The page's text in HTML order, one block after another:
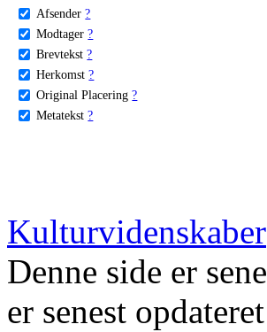
Afsender ?
Modtager ?
Brevtekst ?
Herkomst ?
Original Placering ?
Metatekst ?
Kulturvidenskaber
Denne side er
er senest